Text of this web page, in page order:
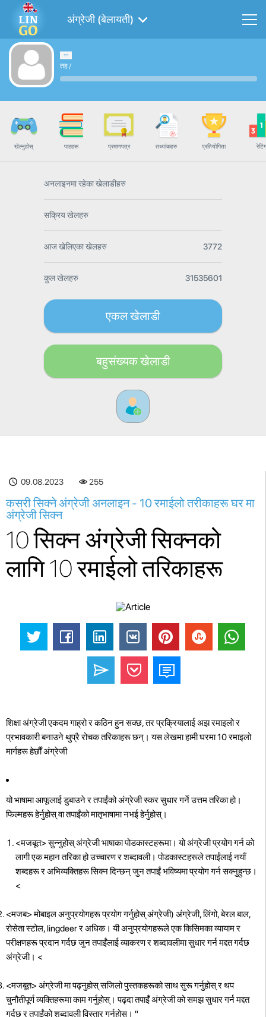
अंग्रेजी (बेलायती)
तह/
खेल्नुहोस् पाठहरू प्रमाणपत्र तथ्यांकहरु प्रतियोगिता रेटिंग
अनलाइनमा रहेका खेलाडीहरु
सक्रिय खेलहरु
आज खेलिएका खेलहरु 3772
कुल खेलहरु 31535601
एकल खेलाडी
बहुसंख्यक खेलाडी
09.08.2023 255
कसरी सिक्ने अंग्रेजी अनलाइन - 10 रमाईलो तरीकाहरू घर मा
अंग्रेजी सिक्न
10 सिक्न अंग्रेजी सिक्नको
लागि 10 रमाईलो तरिकाहरू
शिक्षा अंग्रेजी एकदम गाह्रो र कठिन हुन सक्छ, तर प्रक्रियालाई अझ रमाइलो र
प्रभावकारी बनाउने थुप्रै रोचक तरिकाहरू छन्। यस लेखमा हामी घरमा 10 रमाइलो
मार्गहरू हेर्छौं अंग्रेजी
यो भाषामा आफूलाई डुबाउने र तपाईंको अंग्रेजी स्कर सुधार गर्ने उत्तम तरिका हो।
फिल्महरू हेर्नुहोस् वा तपाईंको मातृभाषामा नभई हेर्नुहोस्।
<मजबूत> सुन्नुहोस् अंग्रेजी भाषाका पोडकास्टहरूमा।यो अंग्रेजी प्रयोग गर्न को
लागी एक महान तरिका हो उच्चारण र शब्दावली। पोडकास्टहरूले तपाईंलाई नयाँ
शब्दहरू र अभिव्यक्तिहरू सिक्न दिन्छन् जुन तपाईं भविष्यमा प्रयोग गर्न सक्नुहुन्छ।
<
<मजब> मोबाइल अनुप्रयोगहरू प्रयोग गर्नुहोस् अंग्रेजी) अंग्रेजी, लिंगो, बेरल बाल,
रोसेता स्टोल, lingdeer र अधिक। यी अनुप्रयोगहरूले एक किसिमका व्यायाम र
परीक्षणहरू प्रदान गर्दछ जुन तपाईंलाई व्याकरण र शब्दावलीमा सुधार गर्न मद्दत गर्दछ
अंग्रेजी। <
<मजबूत> अंग्रेजी मा पढ्नुहोस्सजिलो पुस्तकहरूको साथ सुरू गर्नुहोस् र थप
चुनौतीपूर्ण व्यक्तिहरूमा काम गर्नुहोस्। पढ्दा तपाइँ अंग्रेजी को समझ सुधार गर्न मद्दत
गर्दछ र तपाईंको शब्दावली विस्तार गर्नुहोस्। "